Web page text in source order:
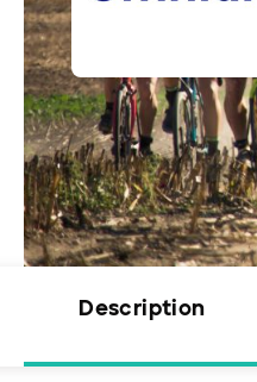
Description